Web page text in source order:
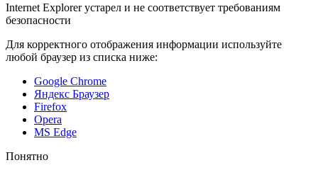
Internet Explorer устарел и не соответствует требованиям
безопасности
Для корректного отображения информации используйте
любой браузер из списка ниже:
Google Chrome
Яндекс Браузер
Firefox
Opera
MS Edge
Понятно